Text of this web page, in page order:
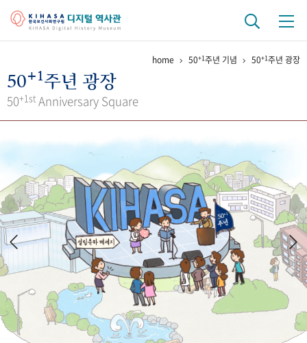
걸어온 길 기관 변천사
키워드로 보는 연구 역사
연구자들
간행물 변천사
기록물 아카이브
사진 아카이브 문서 기록물 행정박물 영상 기록물
50+1 주년 기념
성과 50선 숫자로 보는 50년 50
주년 광장
세계와 함께 한 KIHASA
home 50+1주년 기념 50+1주년 광장
50+1주년 광장
50+1st Anniversary Square